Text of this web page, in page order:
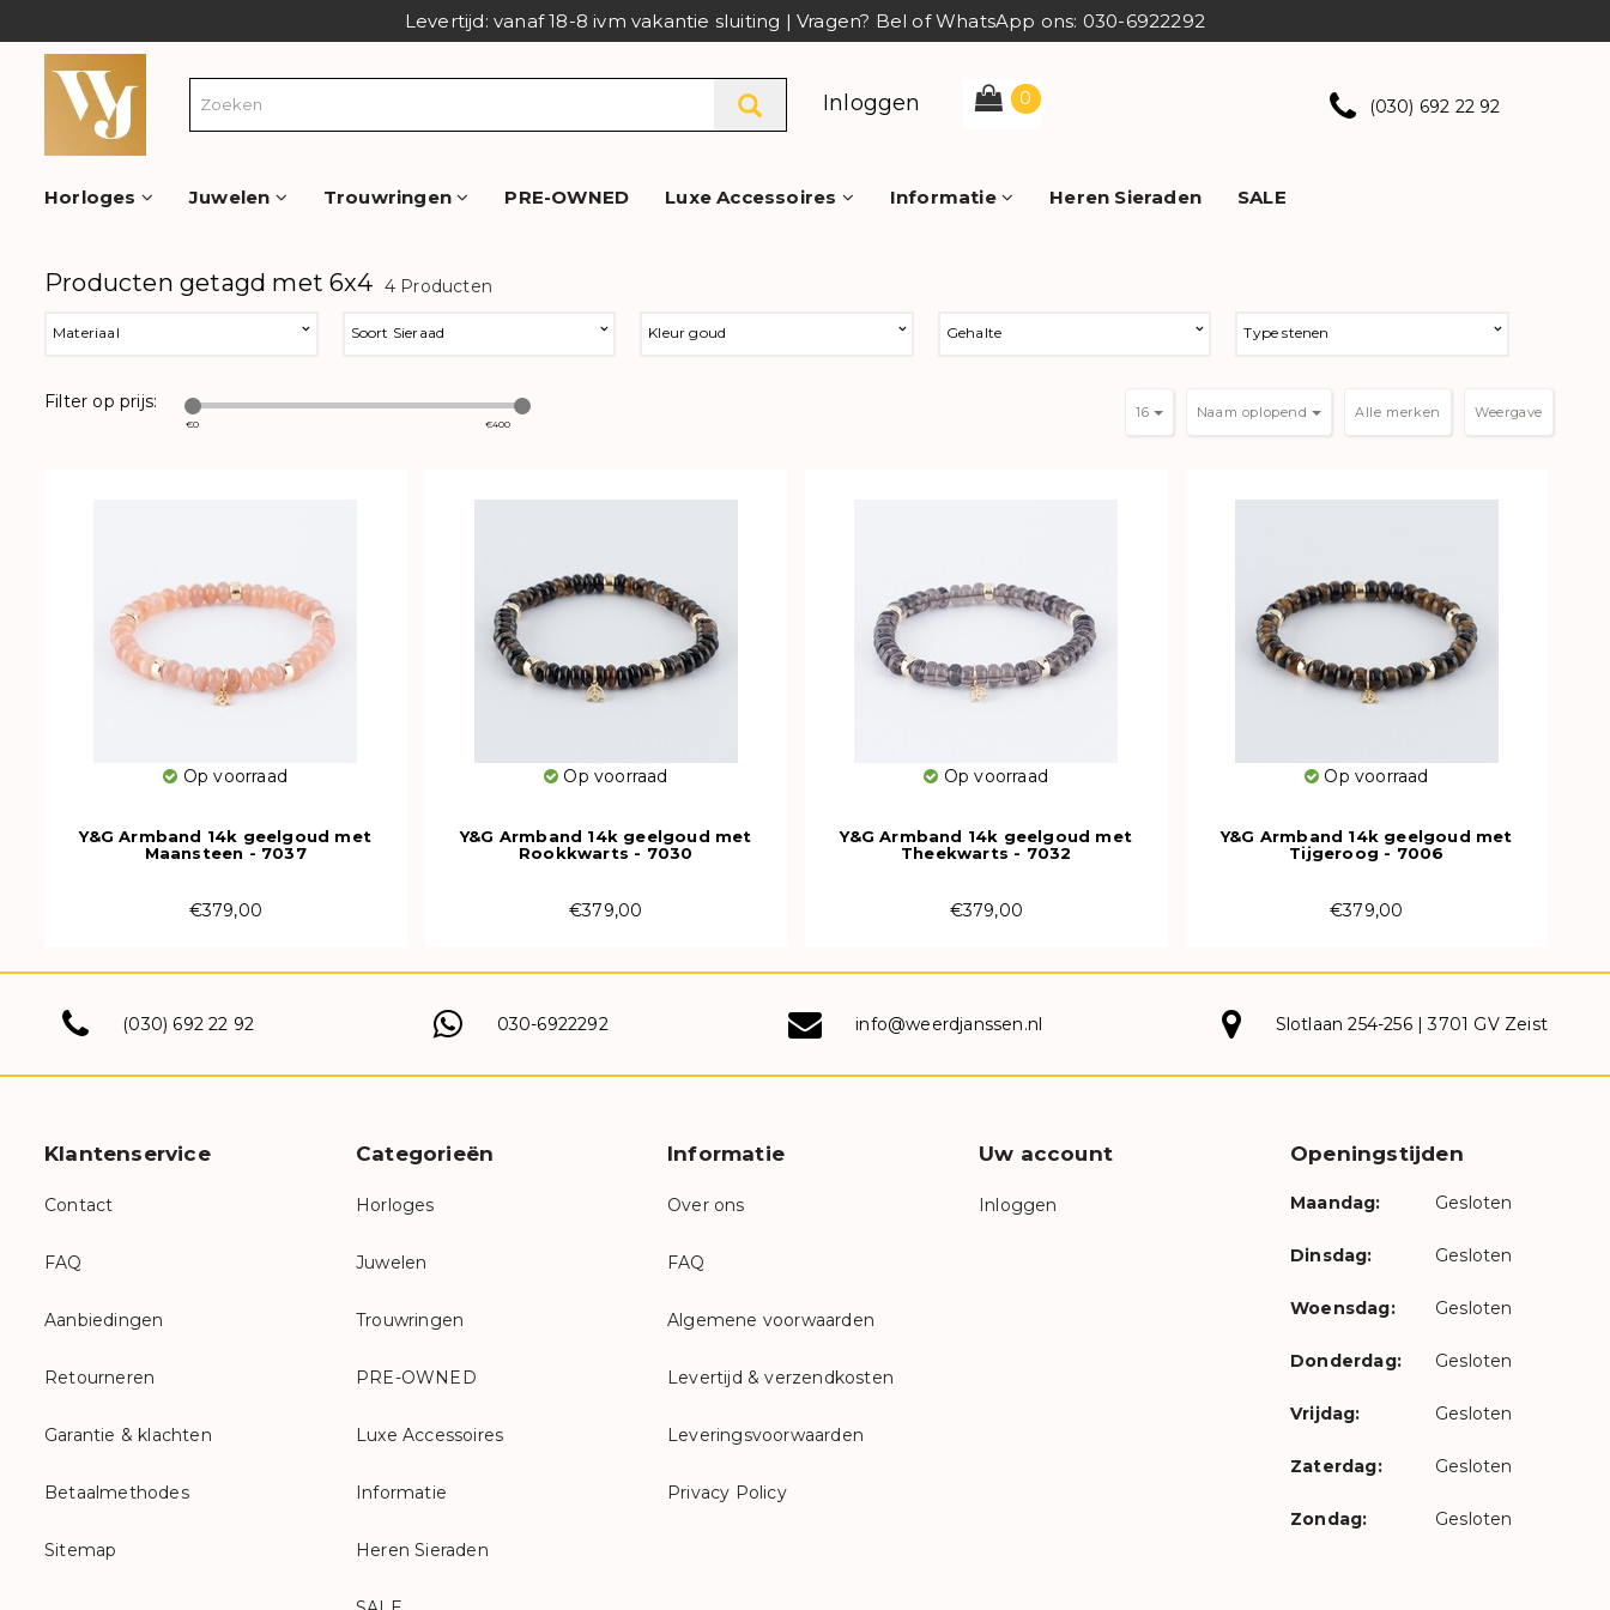
Levertijd: vanaf 18-8 ivm vakantie sluiting | Vragen? Bel of WhatsApp ons: 030-6922292
Inloggen 0 (030) 692 22 92
Horloges Juwelen Trouwringen PRE-OWNED Luxe Accessoires Informatie Heren Sieraden SALE
Producten getagd met 6x4 4 Producten
Materiaal Soort Sieraad Kleur goud Gehalte Type stenen
Filter op prijs:
€0 €400
Weergave
Naam oplopend
16
Op voorraad
Y&G Armband 14k geelgoud met
Maansteen - 7037
€379,00
Op voorraad
Y&G Armband 14k geelgoud met
Rookkwarts - 7030
€379,00
Op voorraad
Y&G Armband 14k geelgoud met
Theekwarts - 7032
€379,00
Op voorraad
Y&G Armband 14k geelgoud met
Tijgeroog - 7006
€379,00
(030) 692 22 92 030-6922292 info@weerdjanssen.nl Slotlaan 254-256 | 3701 GV Zeist
Klantenservice
Contact
FAQ
Aanbiedingen
Retourneren
Garantie & klachten
Betaalmethodes
Sitemap
Categorieën
Horloges
Juwelen
Trouwringen
PRE-OWNED
Luxe Accessoires
Informatie
Heren Sieraden
Informatie
Over ons
FAQ
Algemene voorwaarden
Levertijd & verzendkosten
Leveringsvoorwaarden
Privacy Policy
Uw account
Inloggen
Openingstijden
Maandag: Gesloten
Dinsdag: Gesloten
Woensdag: Gesloten
Donderdag: Gesloten
Vrijdag: Gesloten
Zaterdag: Gesloten
Zondag: Gesloten